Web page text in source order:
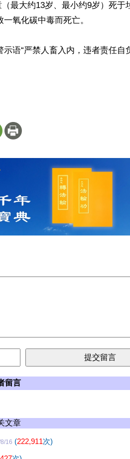
最大约13岁、最小约9岁）死于
氧化碳中毒而死亡。
语“严禁人畜入内，违者责任自
留言
文章
16 (222,911次)